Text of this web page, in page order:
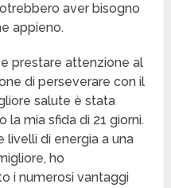
aver bisogno
appieno.
prestare attenzione al
di perseverare con il
salute è stata
mia sfida di 21 giorni.
livelli di energia a una
ho
i numerosi vantaggi